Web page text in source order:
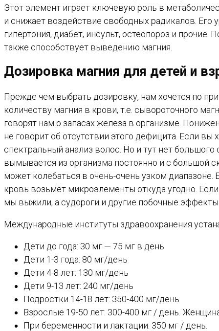
Этот элемент играет ключевую роль в
и снижает воздействие свободных радикалов. Его
гипертония, диабет, инсульт, остеопороз и
также способствует выведению магния.
Дозировка магния для детей и
Прежде чем выбрать дозировку, нам хочется по
количеству магния в крови, т.е. сывороточного
говорят нам о запасах железа в организме.
не говорит об отсутствии этого дефицита. Если
спектральный анализ волос. Но и тут нет
вымывается из организма постоянно и с большой
может колебаться в очень-очень узком
кровь возьмёт микроэлементы откуда угодно.
мы выжили, а судороги и другие побочные
Международные институты здравоохранения
Дети до года: 30 мг — 75 мг в день
Дети 1-3 года: 80 мг/день
Дети 4-8 лет: 130 мг/день
Дети 9-13 лет: 240 мг/день
Подростки 14-18 лет: 350-400 мг/день
Взрослые 19-50 лет: 300-400 мг / день.
При беременности и лактации: 350 мг / день.